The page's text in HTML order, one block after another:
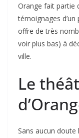
Orange fait partie
témoignages
offre de très
voir plus bas) à
ville.
Le
Sans aucun doute